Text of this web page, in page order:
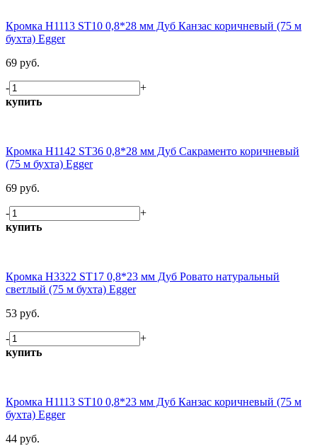
Кромка H1113 ST10 0,8*28 мм Дуб Канзас коричневый (75 м
бухта) Egger
69 руб.
-
+
купить
Кромка H1142 ST36 0,8*28 мм Дуб Сакраменто коричневый
(75 м бухта) Egger
69 руб.
-
+
купить
Кромка H3322 ST17 0,8*23 мм Дуб Ровато натуральный
светлый (75 м бухта) Egger
53 руб.
-
+
купить
Кромка H1113 ST10 0,8*23 мм Дуб Канзас коричневый (75 м
бухта) Egger
44 руб.